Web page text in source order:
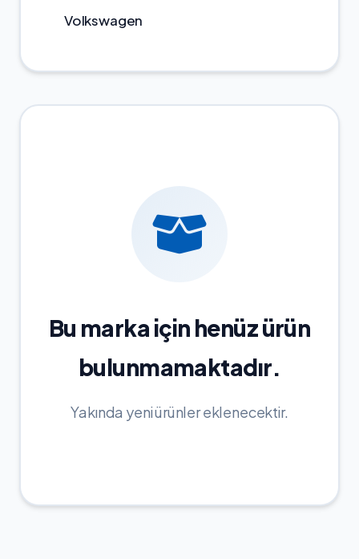
Volkswagen
Bu marka için henüz ürün
bulunmamaktadır.
Yakında yeni ürünler eklenecektir.